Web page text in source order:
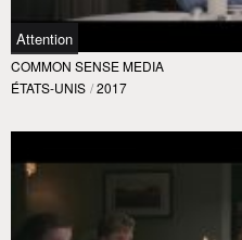
Attention
COMMON SENSE MEDIA
ÉTATS-UNIS / 2017